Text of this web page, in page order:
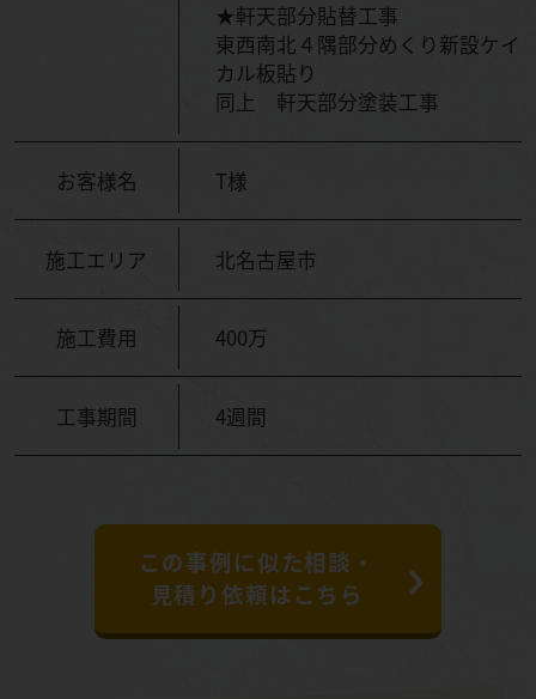
★軒天部分貼替工事
東西南北４隅部分めくり新設ケイ
カル板貼り
同上 軒天部分塗装工事
お客様名 T様
施工エリア 北名古屋市
施工費用 400万
工事期間 4週間
この事例に似た相談・
見積り依頼はこちら